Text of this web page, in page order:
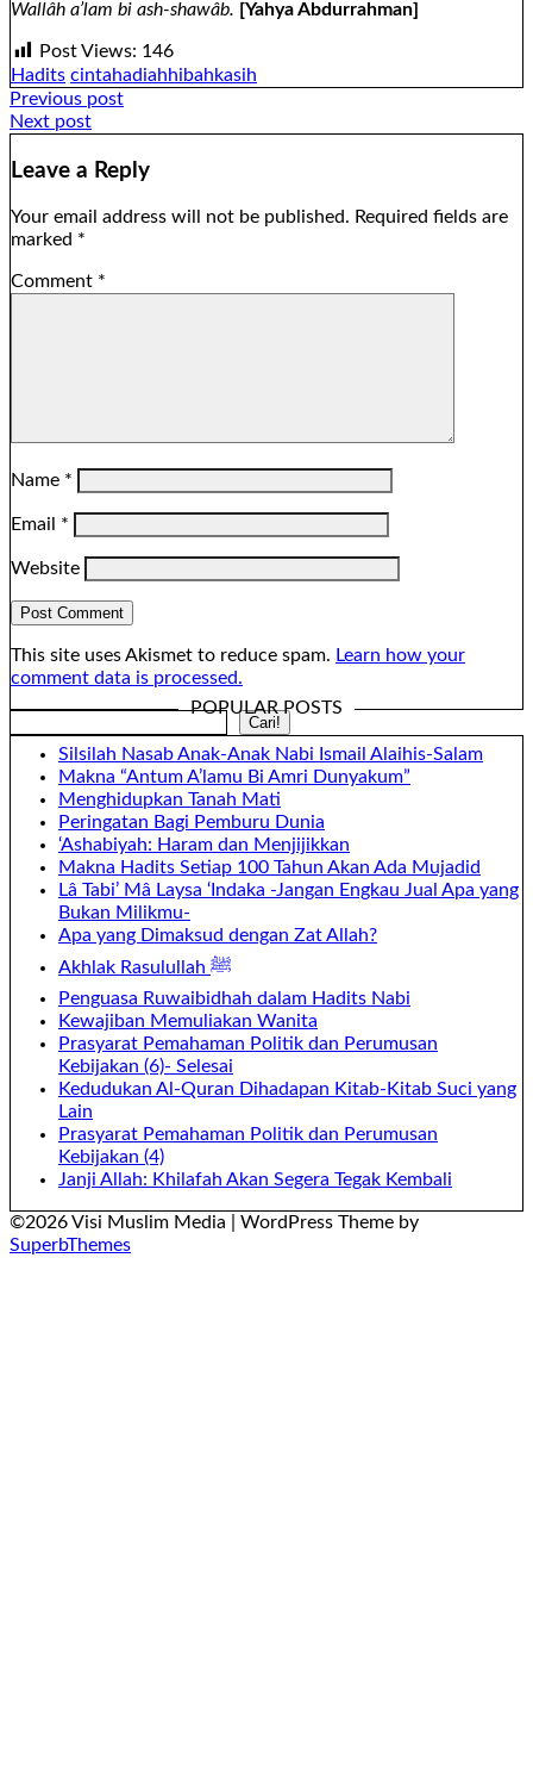
Wallâh a’lam bi ash-shawâb. [Yahya Abdurrahman]
Post Views: 146
Hadits cintahadiahhibahkasih
Post
navigation
Previous post
Next post
Leave a Reply
Your email address will not be published. Required fields are
marked *
Comment *
Name *
Email *
Website
This site uses Akismet to reduce spam. Learn how your
comment data is processed.
Cari!
POPULAR POSTS
Silsilah Nasab Anak-Anak Nabi Ismail Alaihis-Salam
Makna “Antum A’lamu Bi Amri Dunyakum”
Menghidupkan Tanah Mati
Peringatan Bagi Pemburu Dunia
‘Ashabiyah: Haram dan Menjijikkan
Makna Hadits Setiap 100 Tahun Akan Ada Mujadid
Lâ Tabi’ Mâ Laysa ‘Indaka -Jangan Engkau Jual Apa yang
Bukan Milikmu-
Apa yang Dimaksud dengan Zat Allah?
Akhlak Rasulullah ﷺ
Penguasa Ruwaibidhah dalam Hadits Nabi
Kewajiban Memuliakan Wanita
Prasyarat Pemahaman Politik dan Perumusan
Kebijakan (6)- Selesai
Kedudukan Al-Quran Dihadapan Kitab-Kitab Suci yang
Lain
Prasyarat Pemahaman Politik dan Perumusan
Kebijakan (4)
Janji Allah: Khilafah Akan Segera Tegak Kembali
©2026 Visi Muslim Media
| WordPress Theme by
SuperbThemes